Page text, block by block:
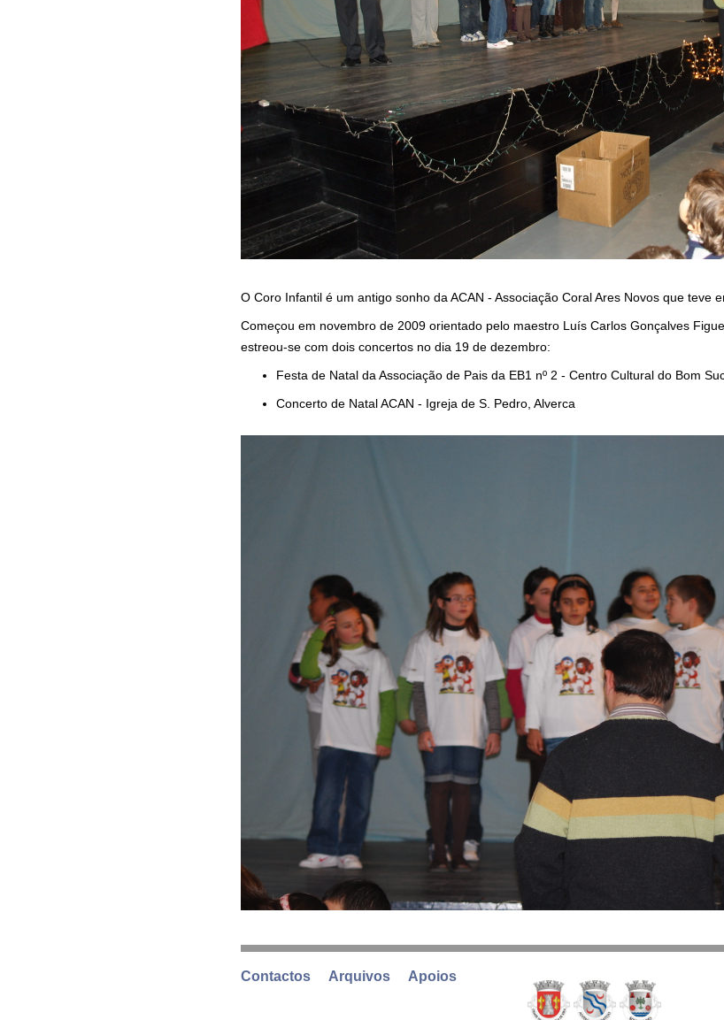
O Coro Infantil é um antigo sonho da ACAN - Associação Coral Ares Novos que teve
Começou em novembro de 2009 orientado pelo maestro Luís Carlos Gonçalves
estreou-se com dois concertos no dia 19 de dezembro:
Festa de Natal da Associação de Pais da EB1 nº 2 - Centro Cultural do Bom
Concerto de Natal ACAN - Igreja de S. Pedro, Alverca
Contactos Arquivos Apoios